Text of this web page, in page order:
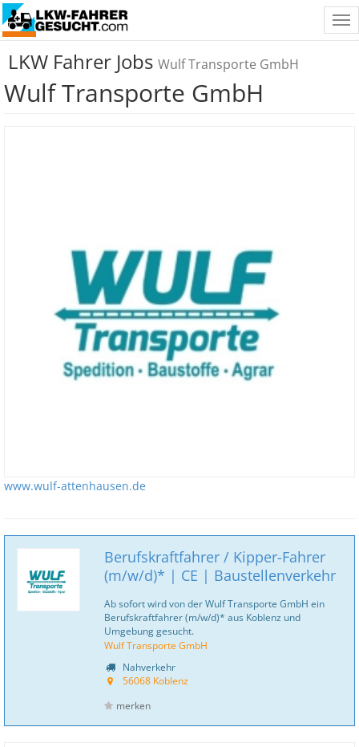
LKW Fahrer Jobs Wulf Transporte GmbH
Wulf Transporte GmbH
www.wulf-attenhausen.de
Berufskraftfahrer / Kipper-Fahrer
(m/w/d)* | CE | Baustellenverkehr
Ab sofort wird von der Wulf Transporte GmbH ein
Berufskraftfahrer (m/w/d)* aus Koblenz und
Umgebung gesucht.
Wulf Transporte GmbH
Nahverkehr
56068 Koblenz
merken